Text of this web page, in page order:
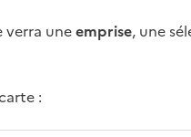
verra uneemprise, une
: